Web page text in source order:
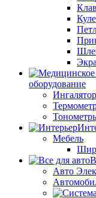
оборудование
Мебель
Авто